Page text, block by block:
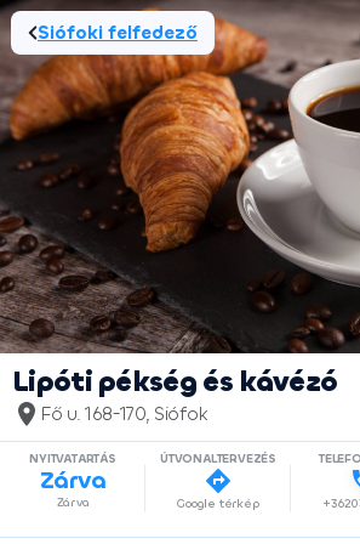
Siófoki felfedező
Lipóti pékség és kávézó
Fő u. 168-170, Siófok
NYITVATARTÁS
Zárva
Zárva
ÚTVONALTERVEZÉS
Google térkép